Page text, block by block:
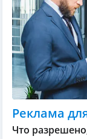
Реклама
Что